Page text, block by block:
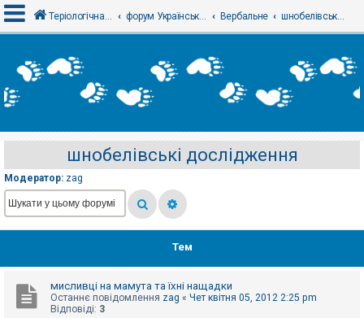
х
і
е
є
с
т
р
а
Т
Теріологічна школа форум Українського теріологічного товариства Вербальне шнобелівські дослідження
шнобелівські дослідження
Модератор: zag
Тем
мисливці на мамута та їхні нащадки
Останнє повідомлення zag « Чет квітня 05, 2012 2:25 pm
Відповіді: 3